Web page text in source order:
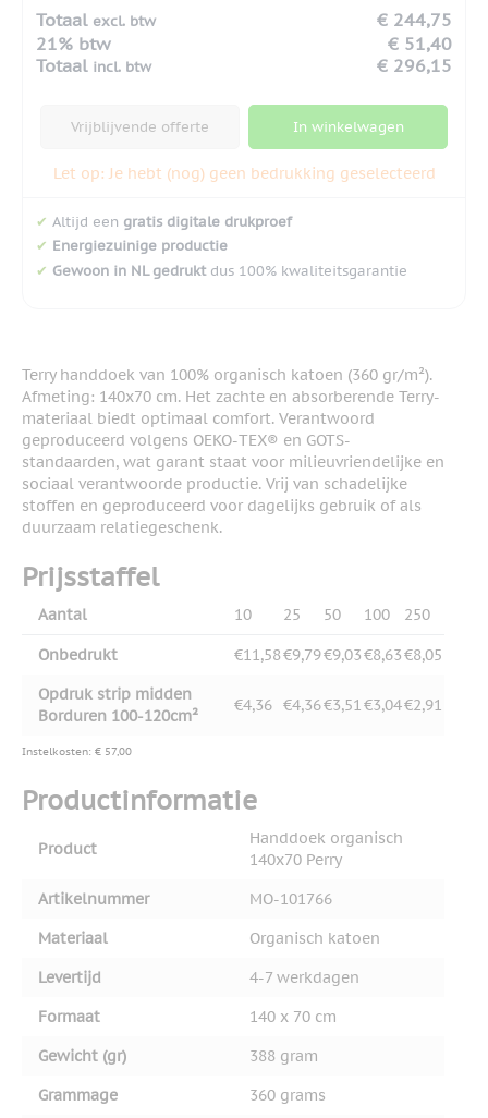
Totaal excl. btw
€ 244,75
21% btw
€ 51,40
Totaal incl. btw € 296,15
Vrijblijvende offerte In winkelwagen
Let op: Je hebt (nog) geen bedrukking geselecteerd
✔ Altijd een gratis digitale drukproef
✔ Energiezuinige productie
✔ Gewoon in NL gedruktdus 100% kwaliteitsgarantie
Terry handdoek van 100% organisch katoen (360 gr/m²).
Afmeting: 140x70 cm. Het zachte en absorberende Terry-
materiaal biedt optimaal comfort. Verantwoord
geproduceerd volgens OEKO-TEX® en GOTS-
standaarden, wat garant staat voor milieuvriendelijke en
sociaal verantwoorde productie. Vrij van schadelijke
stoffen en geproduceerd voor dagelijks gebruik of als
duurzaam relatiegeschenk.
Prijsstaffel
Aantal 10 25 50 100 250
Onbedrukt €11,58€9,79€9,03€8,63€8,05
Opdruk strip midden
Borduren 100-120cm²
€4,36 €4,36€3,51€3,04€2,91
Instelkosten: € 57,00
Productinformatie
Product
Handdoek organisch
140x70 Perry
Artikelnummer
MO-101766
Materiaal
Organisch katoen
Levertijd
4-7 werkdagen
Formaat
140 x 70 cm
Gewicht (gr)
388 gram
Grammage
360 grams